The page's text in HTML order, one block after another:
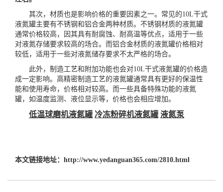
其次，材质也是影响价格的重要因素之一。常见的10L干式
液氮罐主要有不锈钢和铝合金两种材质。不锈钢材质的液氮罐
通常价格较高，因其具有耐腐蚀、耐高温等优点，适用于一些
对液氮存储要求较高的场合。而铝合金材质的液氮罐价格相对
较低，适用于一些对液氮储存要求不太严格的场合。
此外，制造工艺和附加功能也会对10L干式液氮罐的价格造
成一定影响。高精密制造工艺的液氮罐通常具有更好的保温性
能和使用寿命，价格相对较高。而一些具备特殊功能的液氮
罐，如温度监测、液位显示等，价格也会相应增加。
低温球磨机液氮罐 冷冻粉碎机液氮罐 液氮泵
本文链接地址： http://www.yedanguan365.com/2810.html